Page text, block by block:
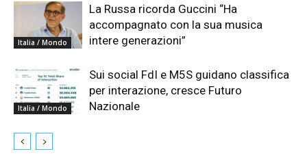
Italia / Mondo
La Russa ricorda Guccini “Ha
accompagnato con la sua musica
intere generazioni”
Italia / Mondo
Sui social FdI e M5S guidano classifica
per interazione, cresce Futuro
Nazionale